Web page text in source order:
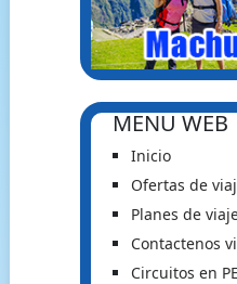
MENU WEB
Inicio
Ofertas de
Planes de
Contactenos
Circuitos en